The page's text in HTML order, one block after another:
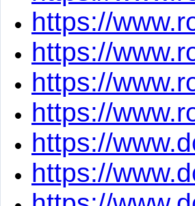
https://
https://
https://
https://
https://
https://